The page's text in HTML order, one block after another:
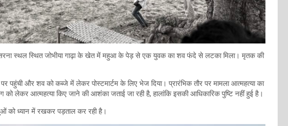
सरना स्थल स्थित जोभीया गाढ़ा के खेत में महुआ के पेड़ से एक युवक का शव फंदे से लटका मिला। मृतक की
पहुंची और शव को कब्जे में लेकर पोस्टमार्टम के लिए भेज दिया। प्रारंभिक तौर पर मामला आत्महत्या का
को लेकर आत्महत्या किए जाने की आशंका जताई जा रही है, हालांकि इसकी आधिकारिक पुष्टि नहीं हुई है।
को ध्यान में रखकर पड़ताल कर रही है।